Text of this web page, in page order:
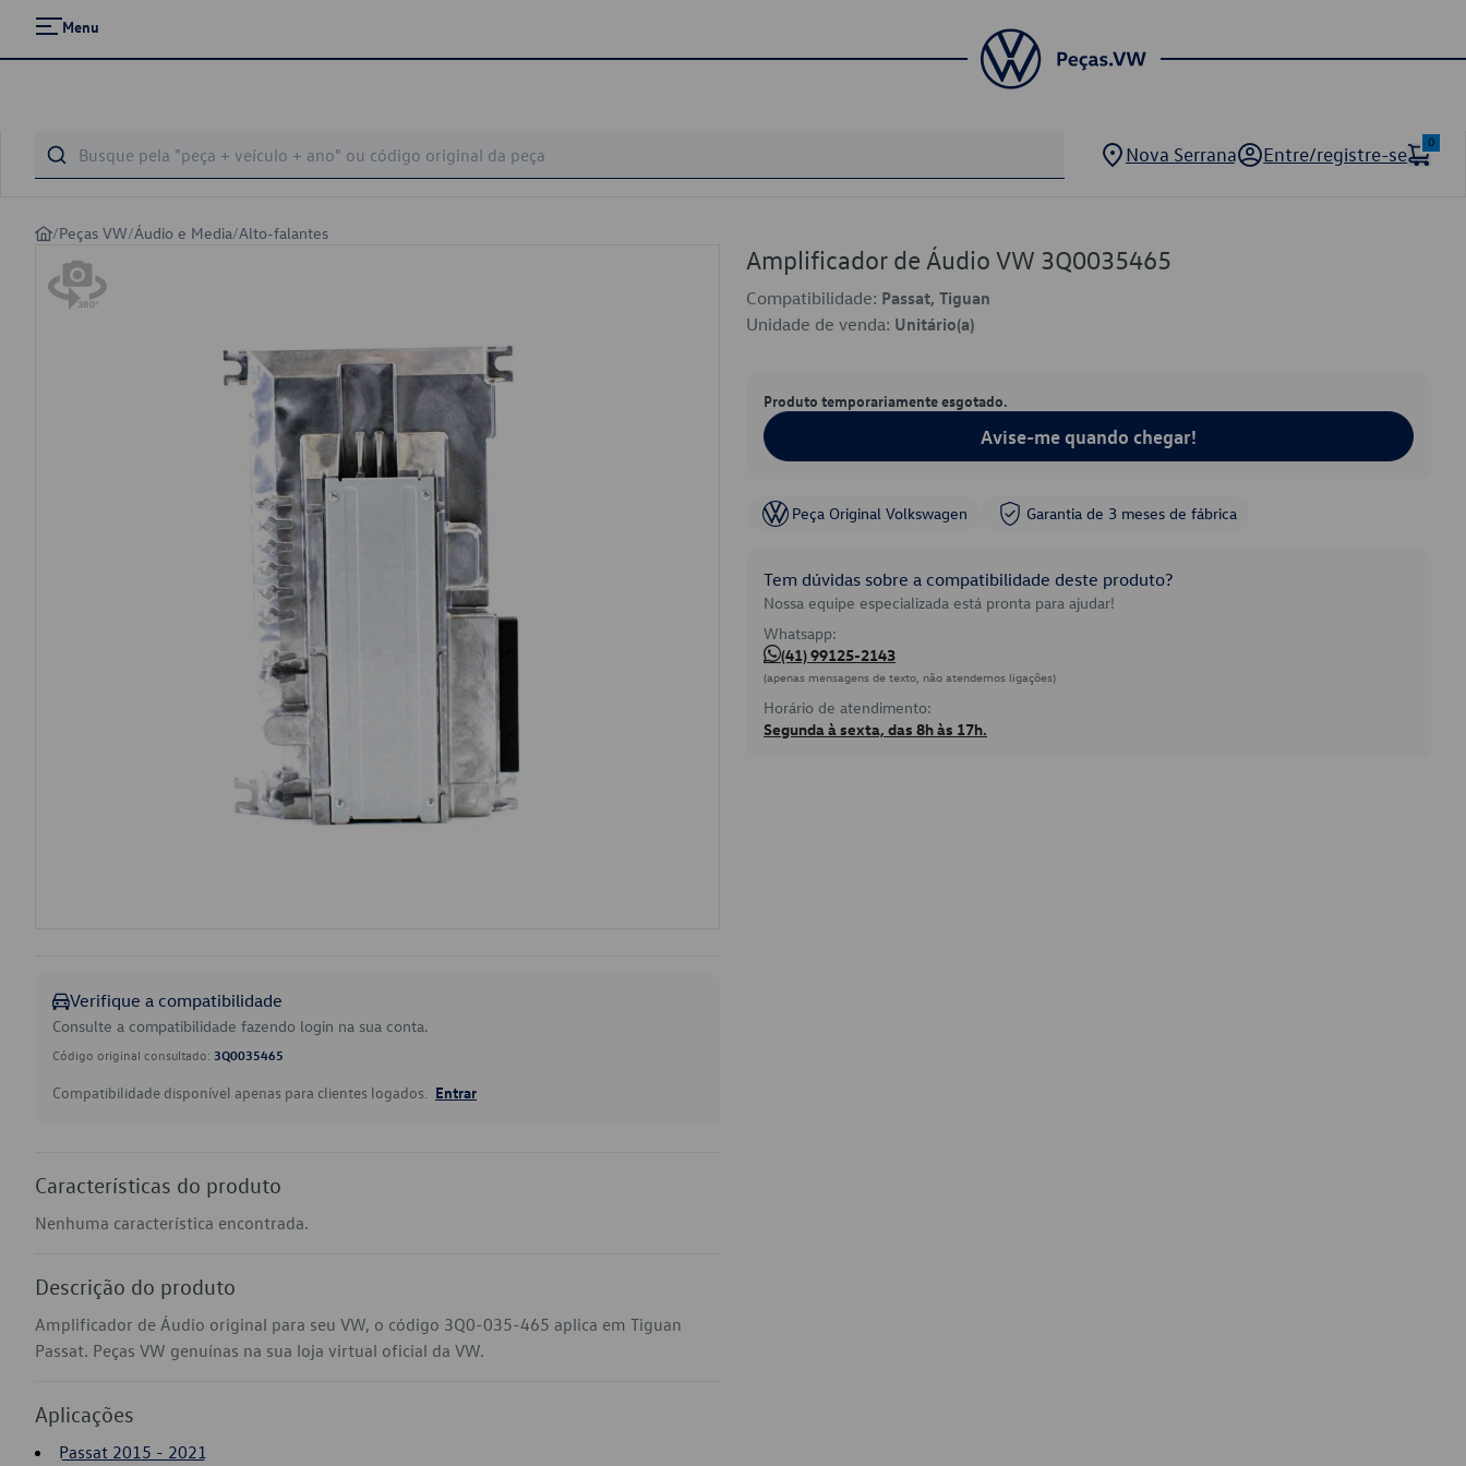
Menu
Nova Serrana Entre/registre-se
0
/Peças VW/Áudio e Media/Alto-falantes
Verifique a compatibilidade
Consulte a compatibilidade fazendo login na sua conta.
Código original consultado: 3Q0035465
Compatibilidade disponível apenas para clientes logados. Entrar
Características do produto
Nenhuma característica encontrada.
Descrição do produto
Amplificador de Áudio original para seu VW, o código 3Q0-035-465 aplica em Tiguan
Passat. Peças VW genuínas na sua loja virtual oficial da VW.
Aplicações
Passat 2015 - 2021
Amplificador de Áudio VW 3Q0035465
Compatibilidade: Passat, Tiguan
Unidade de venda: Unitário(a)
Produto temporariamente esgotado.
Avise-me quando chegar!
Peça Original Volkswagen Garantia de 3 meses de fábrica
Tem dúvidas sobre a compatibilidade deste produto?
Nossa equipe especializada está pronta para ajudar!
Whatsapp:
(41) 99125-2143
(apenas mensagens de texto, não atendemos ligações)
Horário de atendimento:
Segunda à sexta, das 8h às 17h.